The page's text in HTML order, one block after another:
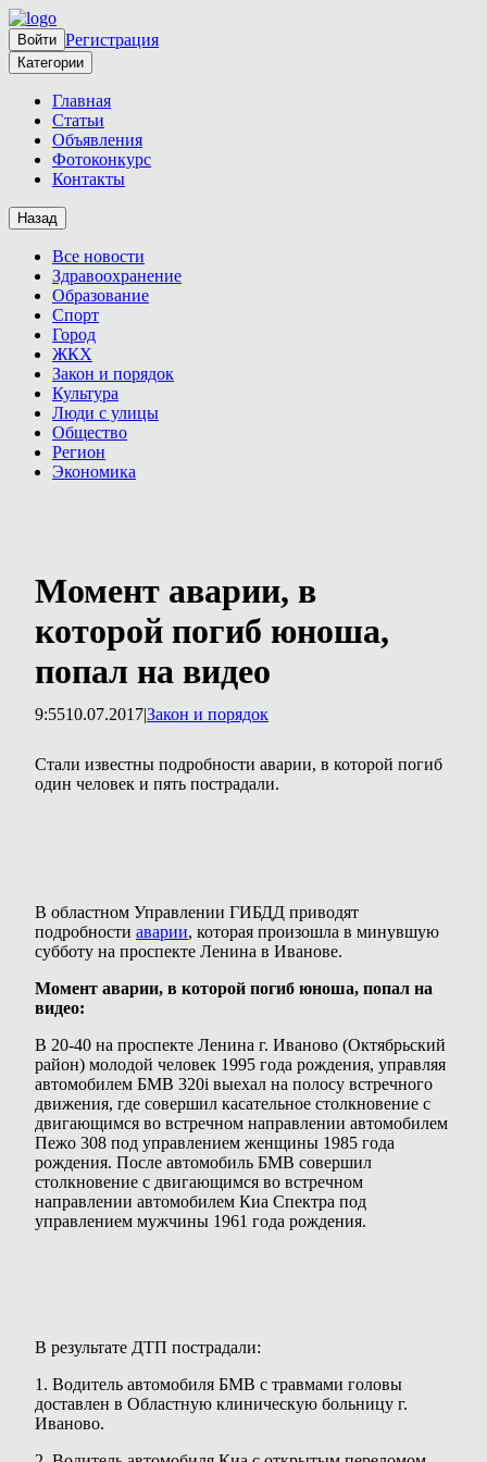
Войти Регистрация
Категории
Главная
Статьи
Объявления
Фотоконкурс
Контакты
Назад
Все новости
Здравоохранение
Образование
Спорт
Город
ЖКХ
Закон и порядок
Культура
Люди с улицы
Общество
Регион
Экономика
Момент аварии, в
которой погиб юноша,
попал на видео
9:5510.07.2017|Закон и порядок
Стали известны подробности аварии, в которой погиб
один человек и пять пострадали.
В областном Управлении ГИБДД приводят
подробности аварии, которая произошла в минувшую
субботу на проспекте Ленина в Иванове.
Момент аварии, в которой погиб юноша, попал на
видео:
В 20-40 на проспекте Ленина г. Иваново (Октябрьский
район) молодой человек 1995 года рождения, управляя
автомобилем БМВ 320i выехал на полосу встречного
движения, где совершил касательное столкновение с
двигающимся во встречном направлении автомобилем
Пежо 308 под управлением женщины 1985 года
рождения. После автомобиль БМВ совершил
столкновение с двигающимся во встречном
направлении автомобилем Киа Спектра под
управлением мужчины 1961 года рождения.
В результате ДТП пострадали:
1. Водитель автомобиля БМВ с травмами головы
доставлен в Областную клиническую больницу г.
Иваново.